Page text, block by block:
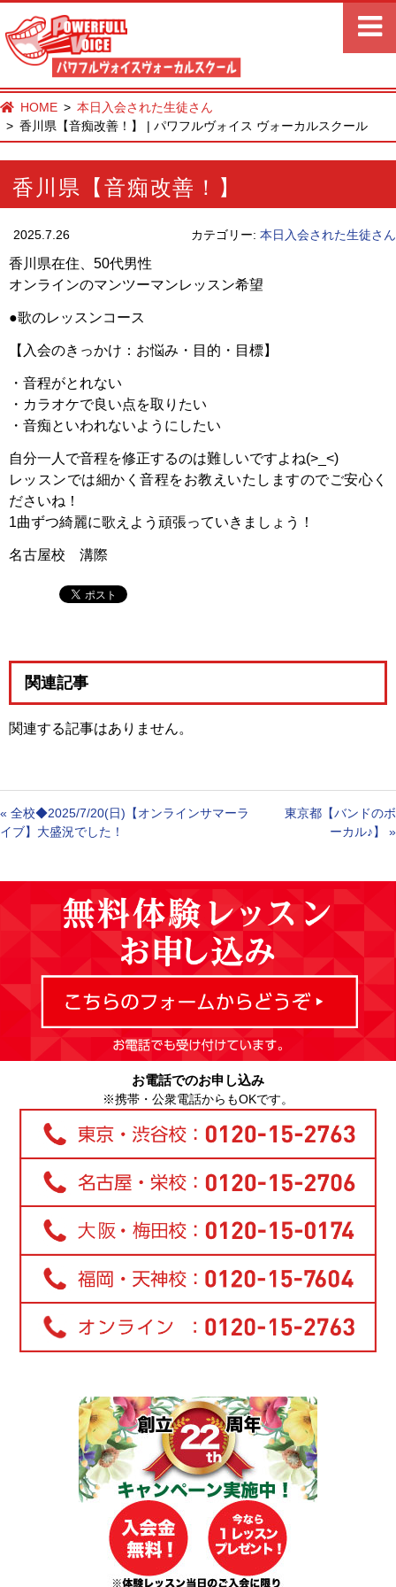
HOME
本日入会された生徒さん
香川県【音痴改善！】 | パワフルヴォイス ヴォーカルスクール
香川県【音痴改善！】
2025.7.26 カテゴリー: 本日入会された生徒さん
香川県在住、50代男性
オンラインのマンツーマンレッスン希望
●歌のレッスンコース
【入会のきっかけ：お悩み・目的・目標】
・音程がとれない
・カラオケで良い点を取りたい
・音痴といわれないようにしたい
自分一人で音程を修正するのは難しいですよね(>_<)
レッスンでは細かく音程をお教えいたしますのでご安心く
ださいね！
1曲ずつ綺麗に歌えよう頑張っていきましょう！
名古屋校 溝際
関連記事
関連する記事はありません。
« 全校◆2025/7/20(日)【オンラインサマーラ
イブ】大盛況でした！
東京都【バンドのボ
ーカル♪】
»
お電話でのお申し込み
※携帯・公衆電話からもOKです。